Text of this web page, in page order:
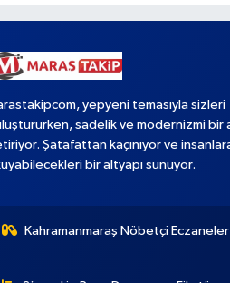
yepyeni temasıyla sizleri
sadelik ve modernizmi bir
Şatafattan kaçınıyor ve
bir altyapı sunuyor.
Kahramanmaraş Nöbetçi Eczaneler